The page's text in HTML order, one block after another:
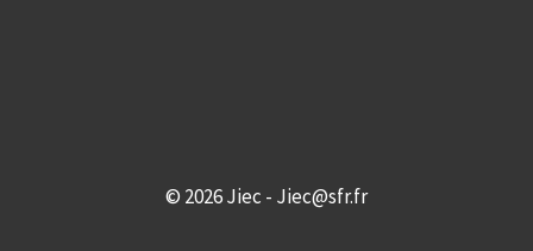
© 2026 Jiec - Jiec@sfr.fr